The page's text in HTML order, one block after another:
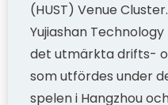
(HUST) Venue
Yujiashan
det utmärkta drifts-
som utfördes under
spelen i Hangzhou